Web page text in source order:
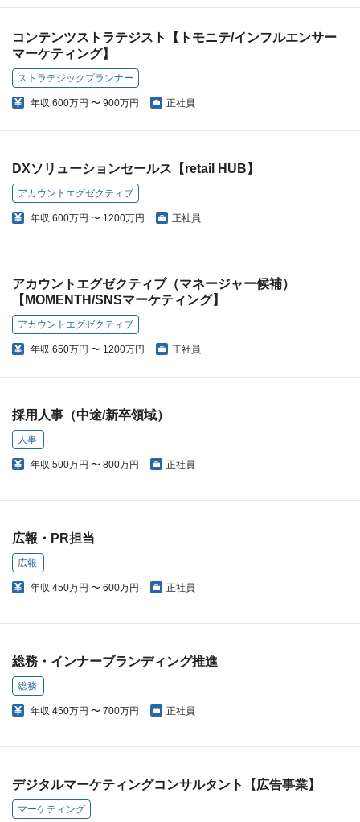
コンテンツストラテジスト【トモニテ/インフルエンサー
マーケティング】
ストラテジックプランナー
年収 600万円 〜 900万円 正社員
DXソリューションセールス【retail HUB】
アカウントエグゼクティブ
年収 600万円 〜 1200万円 正社員
アカウントエグゼクティブ（マネージャー候補）
【MOMENTH/SNSマーケティング】
アカウントエグゼクティブ
年収 650万円 〜 1200万円 正社員
採用人事（中途/新卒領域）
人事
年収 500万円 〜 800万円 正社員
広報・PR担当
広報
年収 450万円 〜 600万円 正社員
総務・インナーブランディング推進
総務
年収 450万円 〜 700万円 正社員
デジタルマーケティングコンサルタント【広告事業】
マーケティング